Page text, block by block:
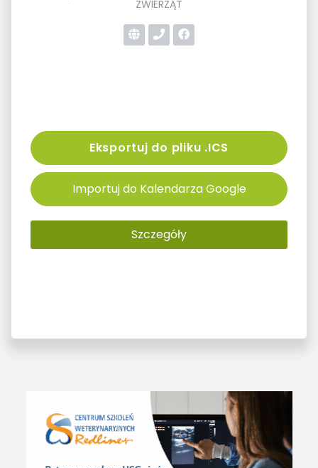
ZWIERZĄT
Eksportuj do pliku .ICS
Importuj do Kalendarza Google
Szczegóły